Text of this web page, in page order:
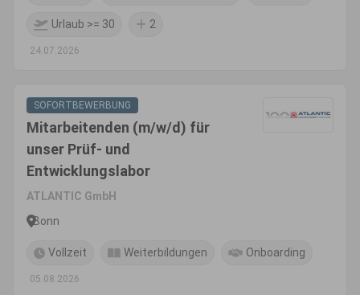
Urlaub >= 30 2
24.07.2026
SOFORTBEWERBUNG
Mitarbeitenden (m/w/d) für
unser Prüf- und
Entwicklungslabor
ATLANTIC GmbH
Bonn
Vollzeit Weiterbildungen Onboarding
05.08.2026